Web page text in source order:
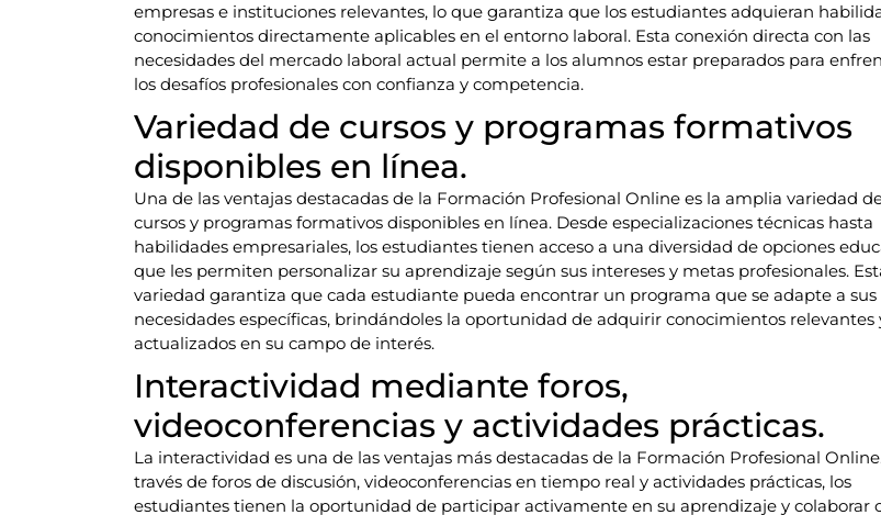
empresas e instituciones relevantes, lo que garantiza que los estudiantes adquieran
conocimientos directamente aplicables en el entorno laboral. Esta conexión directa con las
necesidades del mercado laboral actual permite a los alumnos estar preparados para
los desafíos profesionales con confianza y competencia.
Variedad de cursos y programas formativos
disponibles en línea.
Una de las ventajas destacadas de la Formación Profesional Online es la amplia variedad
cursos y programas formativos disponibles en línea. Desde especializaciones técnicas hasta
habilidades empresariales, los estudiantes tienen acceso a una diversidad de opciones
que les permiten personalizar su aprendizaje según sus intereses y metas profesionales.
variedad garantiza que cada estudiante pueda encontrar un programa que se adapte a sus
necesidades específicas, brindándoles la oportunidad de adquirir conocimientos relevantes
actualizados en su campo de interés.
Interactividad mediante foros,
videoconferencias y actividades prácticas.
La interactividad es una de las ventajas más destacadas de la Formación Profesional
través de foros de discusión, videoconferencias en tiempo real y actividades prácticas, los
estudiantes tienen la oportunidad de participar activamente en su aprendizaje y colaborar